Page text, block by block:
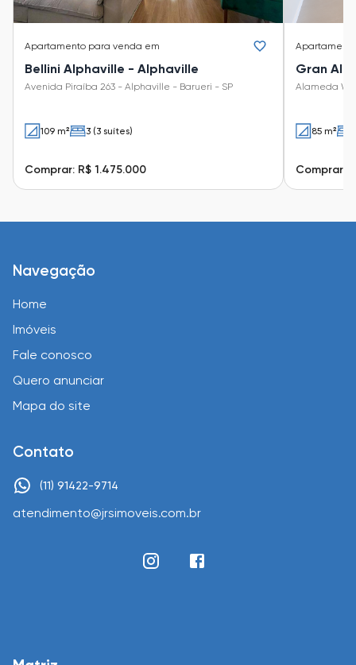
Apartamento para venda em
Bellini Alphaville - Alphaville
Avenida Piraíba 263 - Alphaville - Barueri - SP
109 m² 3 (3 suítes)
Comprar: R$ 1.475.000
Gran
Alameda
85 m²
Comprar:
Navegação
Home
Imóveis
Fale conosco
Quero anunciar
Mapa do site
Contato
(11) 91422-9714
atendimento@jrsimoveis.com.br